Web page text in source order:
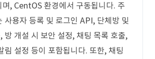
며, CentOS 환경에서 구동됩니다. 주
사용자 등록 및 로그인 API, 단체방 및
방 개설 시 보안 설정, 채팅 목록 호출,
림 설정 등이 포함됩니다. 또한, 채팅